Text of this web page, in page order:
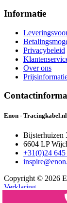
Informatie
Privacybeleid
Over ons
Enon - Tracingkabel.nl
Bijsterhuizen
6604 LP
+31(0)24
Copyright © 2026
Verklaring